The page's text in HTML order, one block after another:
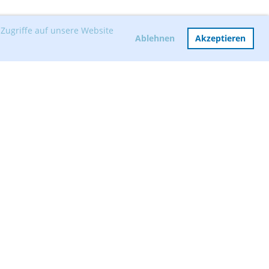
auf unsere Website
Ablehnen Akzeptieren